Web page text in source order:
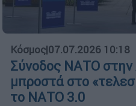
Κόσμος|07.07.2026 10:18
Σύνοδος ΝΑΤΟ
μπροστά στο
το ΝΑΤΟ 3.0